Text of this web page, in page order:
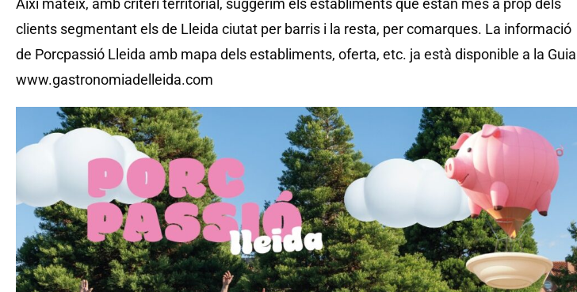
Així mateix, amb criteri territorial, suggerim els establiments que estan més a prop dels
clients segmentant els de Lleida ciutat per barris i la resta, per comarques. La informació
de Porcpassió Lleida amb mapa dels establiments, oferta, etc. ja està disponible a la Guia
www.gastronomiadelleida.com